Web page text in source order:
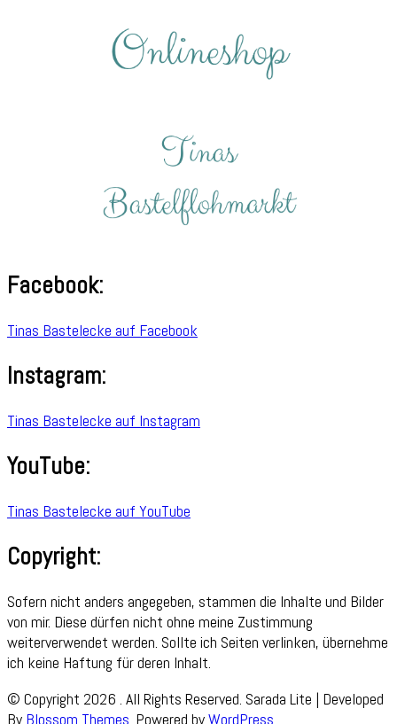
Facebook:
Tinas Bastelecke auf Facebook
Instagram:
Tinas Bastelecke auf Instagram
YouTube:
Tinas Bastelecke auf YouTube
Copyright:
Sofern nicht anders angegeben, stammen die Inhalte und Bilder
von mir. Diese dürfen nicht ohne meine Zustimmung
weiterverwendet werden. Sollte ich Seiten verlinken, übernehme
ich keine Haftung für deren Inhalt.
© Copyright 2026 . All Rights Reserved. Sarada Lite | Developed
By Blossom Themes. Powered byWordPress.